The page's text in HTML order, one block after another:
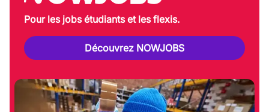
Pour les jobs étudiants et les flexis.
Découvrez NOWJOBS